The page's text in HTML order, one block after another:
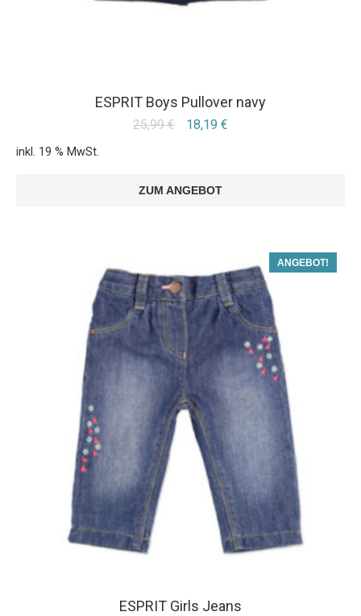
ESPRIT Boys Pullover navy
25,99€ 18,19 €
inkl. 19 % MwSt.
ZUM ANGEBOT
ANGEBOT!
ESPRIT Girls Jeans